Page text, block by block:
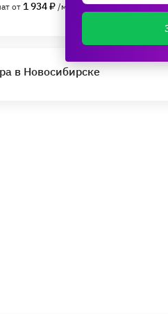
от 1 934 ₽ /мес.
в Новосибирске